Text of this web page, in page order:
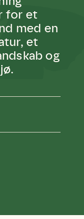
for et
med en
et
og